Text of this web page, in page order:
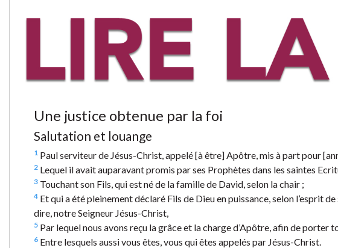
Une justice obtenue par la foi
Salutation et louange
1 Paul serviteur de Jésus-Christ, appelé [à être] Apôtre, mis à part pour
2 Lequel il avait auparavant promis par ses Prophètes dans les saintes
3 Touchant son Fils, qui est né de la famille de David, selon la chair ;
4 Et qui a été pleinement déclaré Fils de Dieu en puissance, selon l’esprit
dire, notre Seigneur Jésus-Christ,
5 Par lequel nous avons reçu la grâce et la charge d’Apôtre, afin de porter
6 Entre lesquels aussi vous êtes, vous qui êtes appelés par Jésus-Christ.